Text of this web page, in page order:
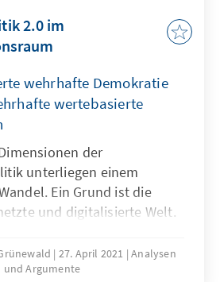
2.0 im
wehrhafte Demokratie
wertebasierte
der
unterliegen einem
Ein Grund ist die
und digitalisierte Welt.
zur Seite.
den Gedanken der
27. April 2021
Analysen
und Argumente